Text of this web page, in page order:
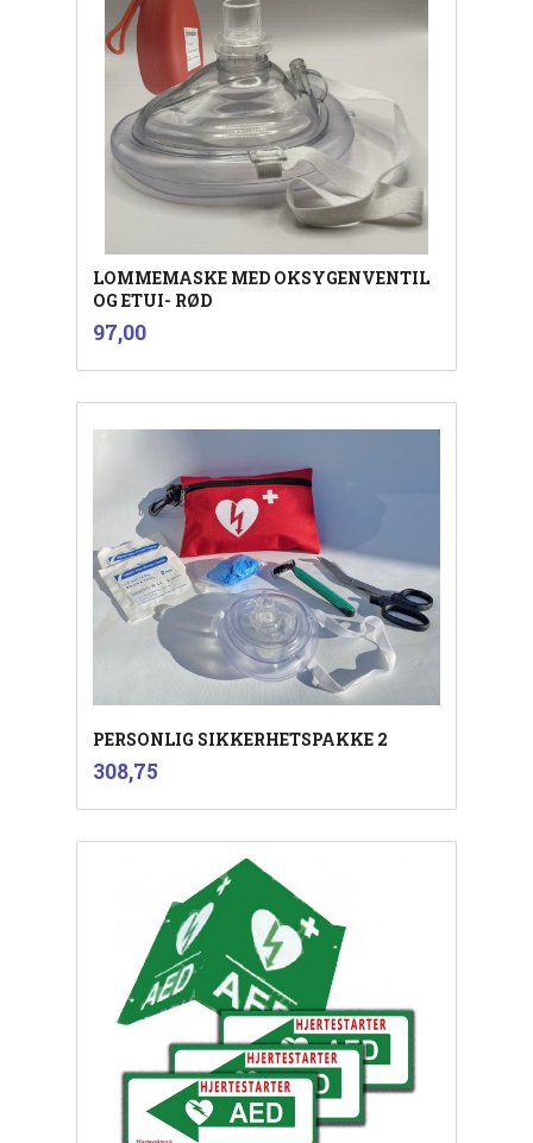
LOMMEMASKE MED OKSYGENVENTIL
OG ETUI- RØD
Pris
97,00mva.
PERSONLIG SIKKERHETSPAKKE 2
Pris
308,75inkl.
mva.